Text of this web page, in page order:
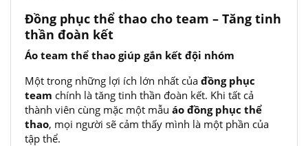
Đồng phục thể thao cho team – Tăng tinh
thần đoàn kết
Áo team thể thao giúp gắn kết đội nhóm
Một trong những lợi ích lớn nhất của đồng phục
team chính là tăng tinh thần đoàn kết. Khi tất cả
thành viên cùng mặc một mẫu áo đồng phục thể
thao, mọi người sẽ cảm thấy mình là một phần của
tập thể.